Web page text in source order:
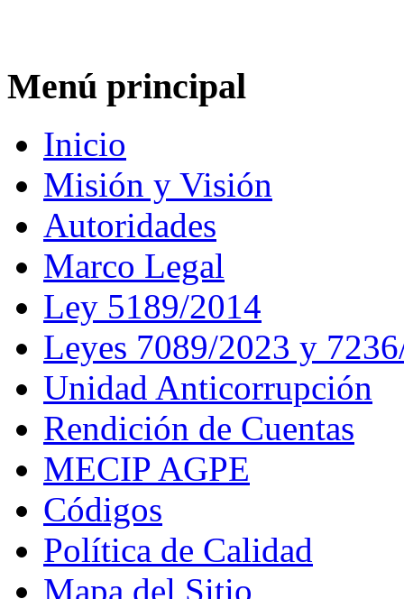
Menú principal
Inicio
Misión y Visión
Autoridades
Marco Legal
Ley 5189/2014
Leyes 7089/2023 y
Unidad Anticorrupción
Rendición de Cuentas
MECIP AGPE
Códigos
Política de Calidad
Mapa del Sitio